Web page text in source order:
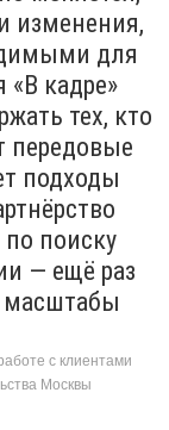
изменения,
для
кадре»
тех, кто
передовые
подходы
поиску
— ещё раз
масштабы
с клиентами
Москвы